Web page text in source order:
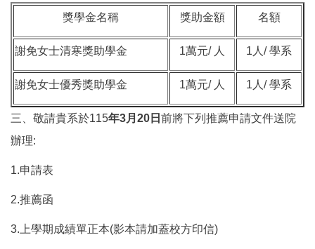
獎學金名稱 獎助金額 名額
謝免女士清寒獎助學金 1萬元/ 人 1人/ 學系
謝免女士優秀獎助學金 1萬元/ 人 1人/ 學系
三、敬請貴系於115年3月20日 前將下列推薦申請文件送院
辦理:
1.申請表
2.推薦函
3.上學期成績單正本(影本請加蓋校方印信)